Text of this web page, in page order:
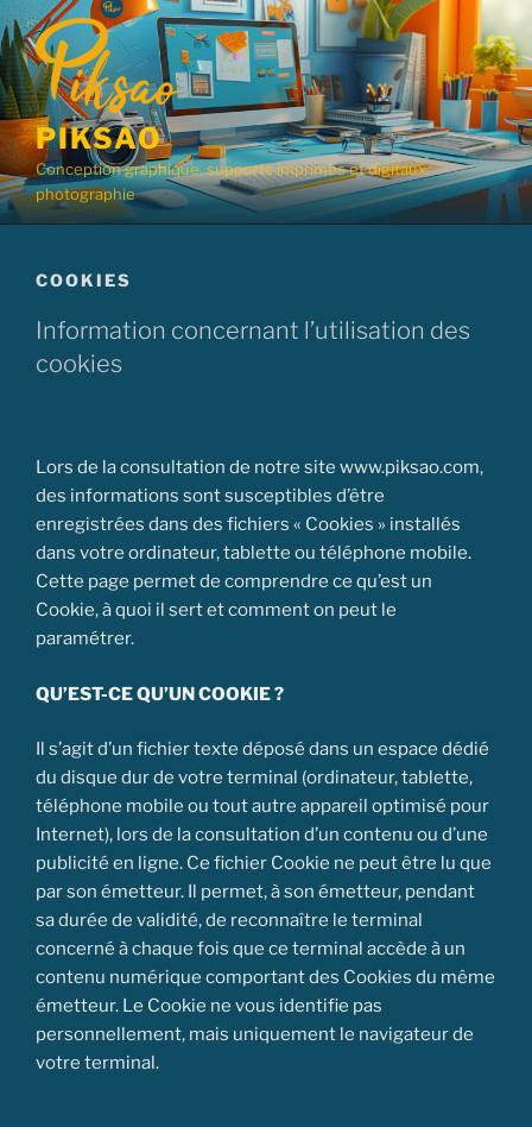
Aller
au
contenu
principal
PIKSAO
Conception graphique, supports imprimés et digitaux,
photographie
COOKIES
Information concernant l’utilisation des
cookies
Lors de la consultation de notre site www.piksao.com,
des informations sont susceptibles d’être
enregistrées dans des fichiers « Cookies » installés
dans votre ordinateur, tablette ou téléphone mobile.
Cette page permet de comprendre ce qu’est un
Cookie, à quoi il sert et comment on peut le
paramétrer.
QU’EST-CE QU’UN COOKIE ?
Il s’agit d’un fichier texte déposé dans un espace dédié
du disque dur de votre terminal (ordinateur, tablette,
téléphone mobile ou tout autre appareil optimisé pour
Internet), lors de la consultation d’un contenu ou d’une
publicité en ligne. Ce fichier Cookie ne peut être lu que
par son émetteur. Il permet, à son émetteur, pendant
sa durée de validité, de reconnaître le terminal
concerné à chaque fois que ce terminal accède à un
contenu numérique comportant des Cookies du même
émetteur. Le Cookie ne vous identifie pas
personnellement, mais uniquement le navigateur de
votre terminal.